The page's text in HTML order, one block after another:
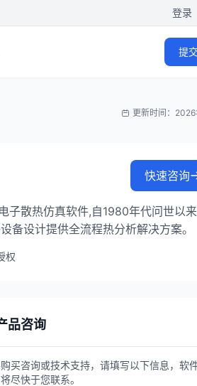
登录
提
更新时间：
快速咨询
散热仿真软件,自1980年代问世以
备设计提供全流程热分析解决方案。
权
品咨询
买咨询或技术支持，请填写以下信息，软
尽快于您联系。